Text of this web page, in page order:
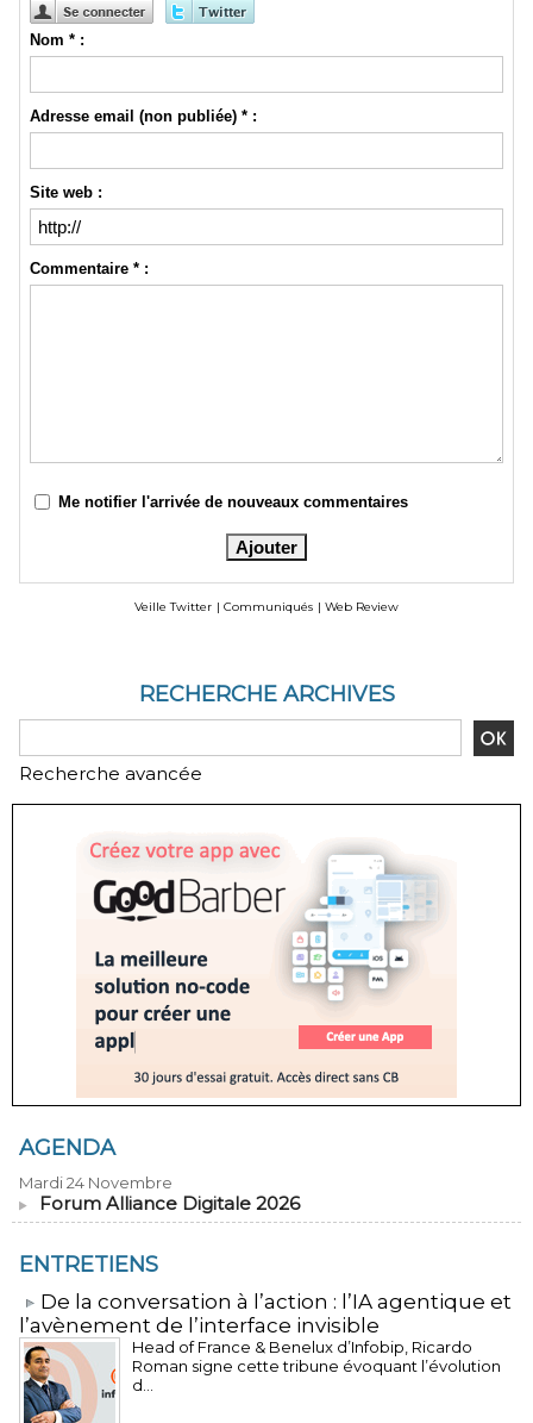
2020 - Reportlinker
Review
Nom * :
Adresse email (non publiée) * :
Site web :
Commentaire * :
Me notifier l'arrivée de nouveaux commentaires
Veille Twitter | Communiqués | Web Review
RECHERCHE ARCHIVES
Recherche avancée
AGENDA
Mardi 24 Novembre
Forum Alliance Digitale 2026
ENTRETIENS
​De la conversation à l’action : l’IA agentique et
l’avènement de l’interface invisible
Head of France & Benelux d’Infobip, Ricardo
Roman signe cette tribune évoquant l’évolution
d...